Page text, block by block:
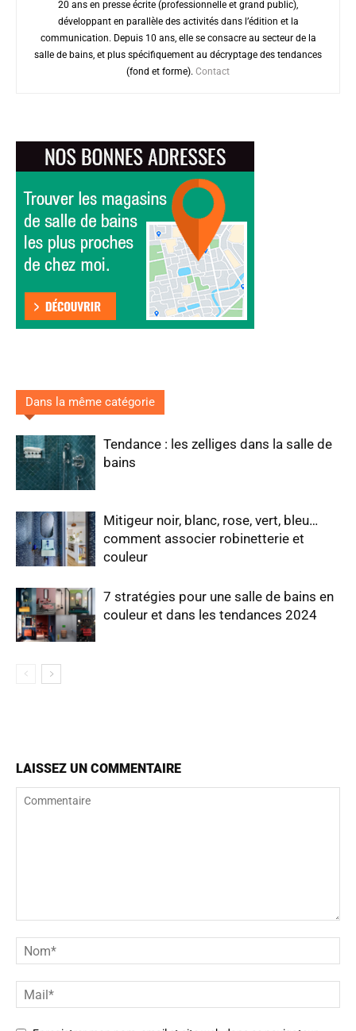
20 ans en presse écrite (professionnelle et grand public),
développant en parallèle des activités dans l’édition et la
communication. Depuis 10 ans, elle se consacre au secteur de la
salle de bains, et plus spécifiquement au décryptage des tendances
(fond et forme). Contact
Dans la même catégorie
Tendance : les zelliges dans la salle de
bains
Mitigeur noir, blanc, rose, vert, bleu…
comment associer robinetterie et
couleur
7 stratégies pour une salle de bains en
couleur et dans les tendances 2024
LAISSEZ UN COMMENTAIRE